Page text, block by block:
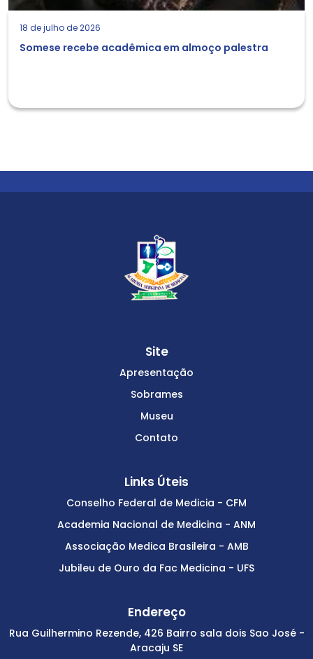
18 de julho de 2026
Somese recebe acadêmica em almoço palestra
Site
Apresentação
Sobrames
Museu
Contato
Links Úteis
Conselho Federal de Medicia - CFM
Academia Nacional de Medicina - ANM
Associação Medica Brasileira - AMB
Jubileu de Ouro da Fac Medicina - UFS
Endereço
Rua Guilhermino Rezende, 426 Bairro sala dois Sao José -
Aracaju SE